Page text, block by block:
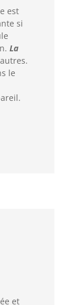
est
si
La
le
et